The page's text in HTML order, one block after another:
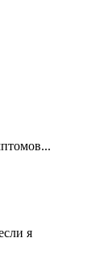
я